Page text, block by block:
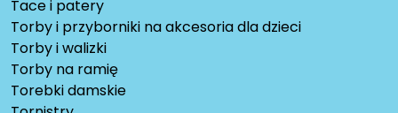
Tace i patery
Torby i przyborniki na akcesoria dla dzieci
Torby i walizki
Torby na ramię
Torebki damskie